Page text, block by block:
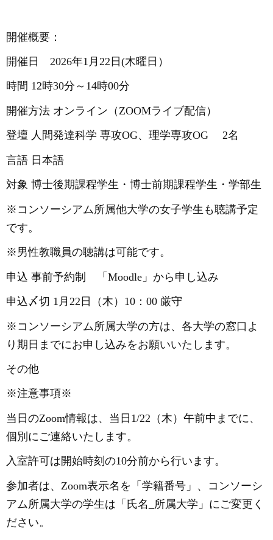
開催概要 ：
開催日 2026年1月22日(木曜日）
時間 12時30分～14時00分
開催方法 オンライン（ ZOOMライブ配信）
登壇 人間発達科学 専攻OG、理学専攻OG 2名
言語 日本語
対象 博士後期課程学生・博士前期課程学生・学部生
※コンソーシアム所属他大学の女子学生も聴講予定
です。
※男性教職員の聴講は可能です。
申込 事前予約制 「 Moodle」から申し込み
申込〆切 1月22日（木）10：00 厳守
※コンソーシアム所属大学の方は、各大学の窓口よ
り期日までにお申し込みをお願いいたします。
その他
※注意事項※
当日のZoom情報は、当日1/22（木）午前中までに、
個別にご連絡いたします。
入室許可は開始時刻の10分前から行います。
参加者は、 Zoom表示名を「学籍番号」、コンソーシ
アム所属大学の学生は「氏名_所属大学」にご変更く
ださい。